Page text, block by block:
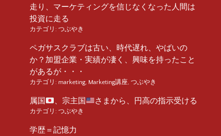
走り、マーケティングを信じなくなった人間は
投資に走る
カテゴリ: つぶやき
ペガサスクラブは古い、時代遅れ、やばいの
か？加盟企業・実績が凄く、興味を持ったこと
があるが・・・
カテゴリ: marketing, Marketing講座, つぶやき
属国 、宗主国 さまから、円高の指示受ける
カテゴリ: つぶやき
学歴＝記憶力